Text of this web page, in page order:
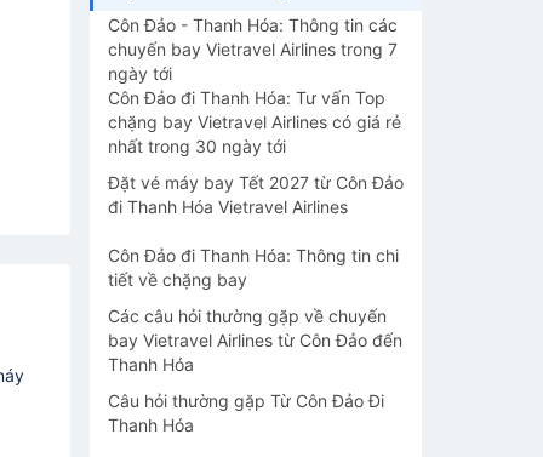
Côn Đảo - Thanh Hóa: Thông tin các
chuyến bay Vietravel Airlines trong 7
ngày tới
Côn Đảo đi Thanh Hóa: Tư vấn Top
chặng bay Vietravel Airlines có giá rẻ
nhất trong 30 ngày tới
Đặt vé máy bay Tết 2027 từ Côn Đảo
đi Thanh Hóa Vietravel Airlines
Côn Đảo đi Thanh Hóa: Thông tin chi
tiết về chặng bay
Các câu hỏi thường gặp về chuyến
bay Vietravel Airlines từ Côn Đảo đến
Thanh Hóa
Câu hỏi thường gặp Từ Côn Đảo Đi
Thanh Hóa